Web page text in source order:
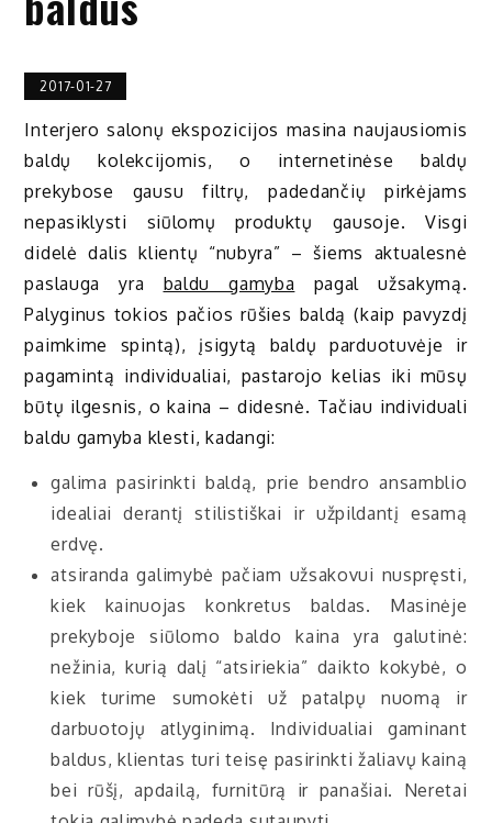
2017-01-27
Interjero salonų ekspozicijos masina naujausiomis
baldų kolekcijomis, o internetinėse baldų
prekybose gausu filtrų, padedančių pirkėjams
nepasiklysti siūlomų produktų gausoje. Visgi
didelė dalis klientų “nubyra” – šiems aktualesnė
paslauga yra baldu gamyba pagal užsakymą.
Palyginus tokios pačios rūšies baldą (kaip pavyzdį
paimkime spintą), įsigytą baldų parduotuvėje ir
pagamintą individualiai, pastarojo kelias iki mūsų
būtų ilgesnis, o kaina – didesnė. Tačiau individuali
baldu gamyba klesti, kadangi:
galima pasirinkti baldą, prie bendro ansamblio
idealiai derantį stilistiškai ir užpildantį esamą
erdvę.
atsiranda galimybė pačiam užsakovui nuspręsti,
kiek kainuojas konkretus baldas. Masinėje
prekyboje siūlomo baldo kaina yra galutinė:
nežinia, kurią dalį “atsiriekia” daikto kokybė, o
kiek turime sumokėti už patalpų nuomą ir
darbuotojų atlyginimą. Individualiai gaminant
baldus, klientas turi teisę pasirinkti žaliavų kainą
bei rūšį, apdailą, furnitūrą ir panašiai. Neretai